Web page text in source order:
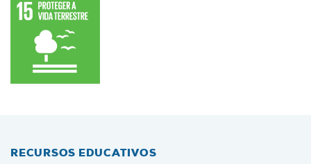
RECURSOS EDUCATIVOS